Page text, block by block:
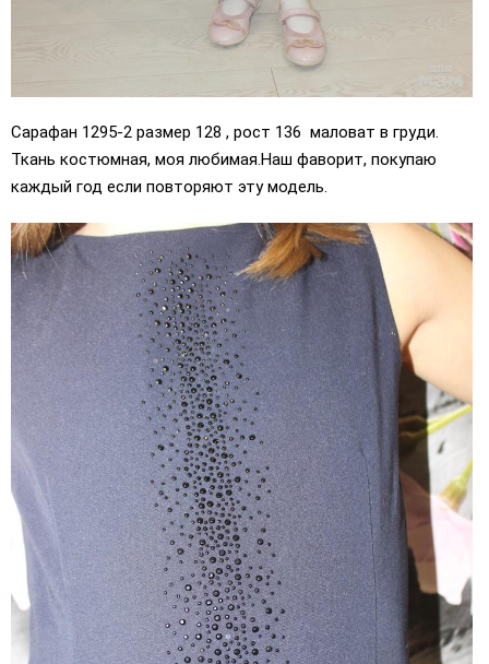
Сарафан 1295-2 размер 128 , рост 136 маловат в груди.
Ткань костюмная, моя любимая.Наш фаворит, покупаю
каждый год если повторяют эту модель.